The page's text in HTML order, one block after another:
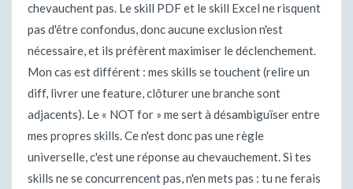
chevauchent pas. Le skill PDF et le skill Excel ne risquent
pas d'être confondus, donc aucune exclusion n'est
nécessaire, et ils préfèrent maximiser le déclenchement.
Mon cas est différent : mes skills se touchent (relire un
diff, livrer une feature, clôturer une branche sont
adjacents). Le « NOT for » me sert à désambiguïser entre
mes propres skills. Ce n'est donc pas une règle
universelle, c'est une réponse au chevauchement. Si tes
skills ne se concurrencent pas, n'en mets pas : tu ne ferais